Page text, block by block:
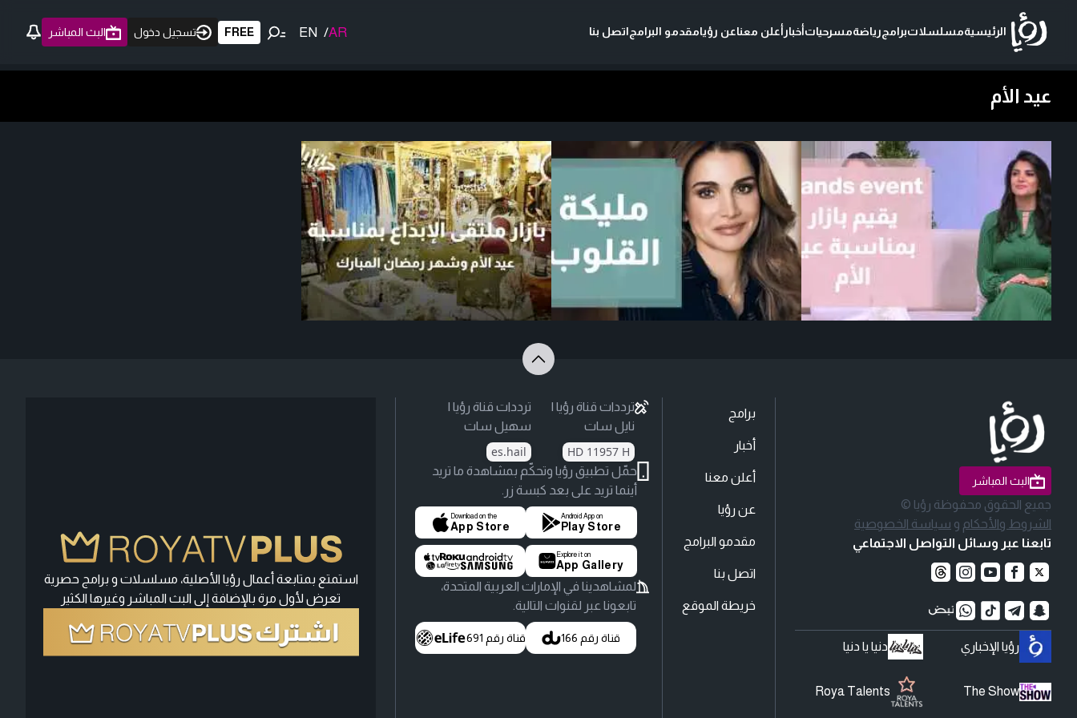
الرئيسيةمسلسلاتبرامجرياضةمسرحياتأخبارأعلن معناعن رؤيامقدمو البرامجاتصل بنا AR
/
EN
FREE تسجيل دخول البث المباشر
عيد الأم
البث المباشر
جميع الحقوق محفوظة رؤيا ©
الشروط والأحكام و سياسة الخصوصية
تابعنا عبر وسائل التواصل الاجتماعي
رؤيا الإخباري دنيا يا دنيا
The Show
Roya Talents
برامج
أخبار
أعلن معنا
عن رؤيا
مقدمو البرامج
اتصل بنا
خريطة الموقع
ترددات قناة رؤيا |
نايل سات
HD 11957 H
ترددات قناة رؤيا |
سهيل سات
es.hail
حمّل تطبيق رؤيا وتحكّم بمشاهدة ما تريد
أينما تريد على بعد كبسة زر.
Android App on
Play Store
Download on the
App Store
Explore it on
App Gallery
لمشاهدينا في الإمارات العربية المتحدة،
تابعونا عبر لقنوات التالية.
قناة رقم 166 قناة رقم 691
استمتع بمتابعة أعمال رؤيا الأصلية، مسلسلات و برامج حصرية
تعرض لأول مرة بالإضافة إلى البث المباشر وغيرها الكثير